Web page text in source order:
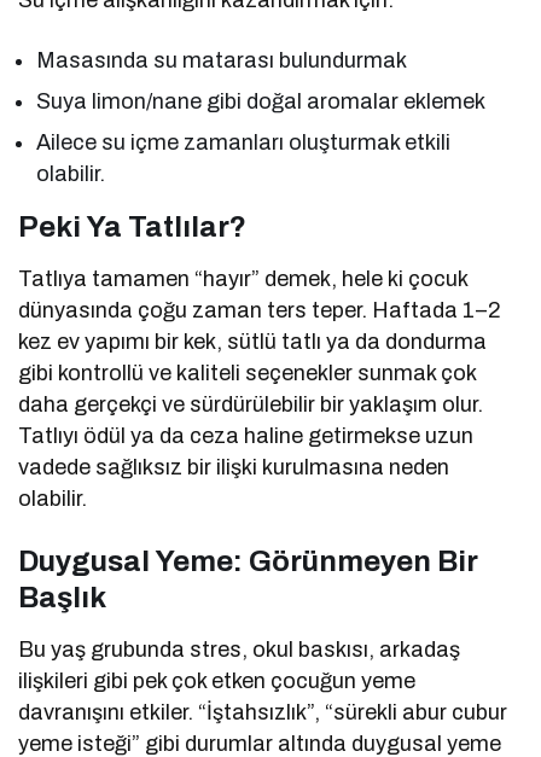
Masasında su matarası bulundurmak
Suya limon/nane gibi doğal aromalar eklemek
Ailece su içme zamanları oluşturmak etkili
olabilir.
Peki Ya Tatlılar?
Tatlıya tamamen “hayır” demek, hele ki çocuk
dünyasında çoğu zaman ters teper. Haftada 1–2
kez ev yapımı bir kek, sütlü tatlı ya da dondurma
gibi kontrollü ve kaliteli seçenekler sunmak çok
daha gerçekçi ve sürdürülebilir bir yaklaşım olur.
Tatlıyı ödül ya da ceza haline getirmekse uzun
vadede sağlıksız bir ilişki kurulmasına neden
olabilir.
Duygusal Yeme: Görünmeyen Bir
Başlık
Bu yaş grubunda stres, okul baskısı, arkadaş
ilişkileri gibi pek çok etken çocuğun yeme
davranışını etkiler. “İştahsızlık”, “sürekli abur cubur
yeme isteği” gibi durumlar altında duygusal yeme